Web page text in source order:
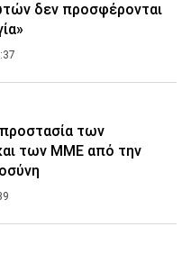
δεν προσφέρονται
των
των ΜΜΕ από την